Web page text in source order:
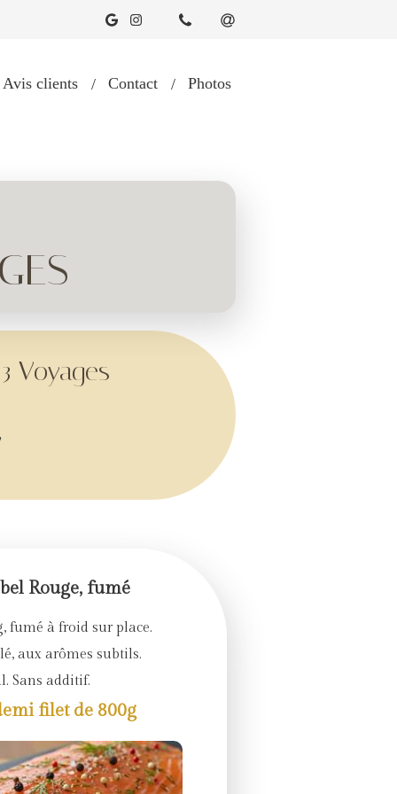
Avis clients Contact Photos
Voyages
Rouge, fumé
fumé à froid sur place.
aux arômes subtils.
Sans additif.
filet de 800g